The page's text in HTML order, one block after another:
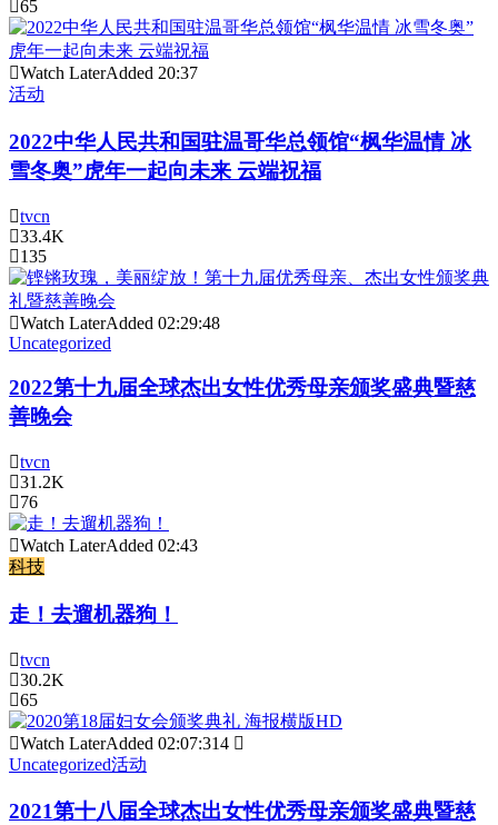
65
Watch LaterAdded 20:37
活动
2022中华人民共和国驻温哥华总领馆“枫华温情 冰
雪冬奥”虎年一起向未来 云端祝福
tvcn
33.4K
135
Watch LaterAdded 02:29:48
Uncategorized
2022第十九届全球杰出女性优秀母亲颁奖盛典暨慈
善晚会
tvcn
31.2K
76
Watch LaterAdded 02:43
科技
走！去遛机器狗！
tvcn
30.2K
65
Watch LaterAdded 02:07:314
Uncategorized活动
2021第十八届全球杰出女性优秀母亲颁奖盛典暨慈